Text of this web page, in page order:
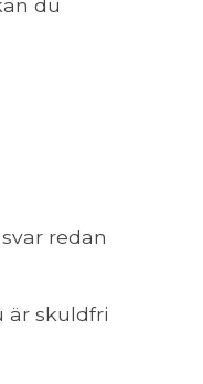
du
redan
är skuldfri